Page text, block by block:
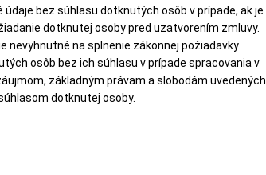
bez súhlasu dotknutých osôb v prípade, ak je
dotknutej osoby pred uzatvorením zmluvy.
nevyhnutné na splnenie zákonnej požiadavky
osôb bez ich súhlasu v prípade spracovania v
základným právam a slobodám uvedených
dotknutej osoby.